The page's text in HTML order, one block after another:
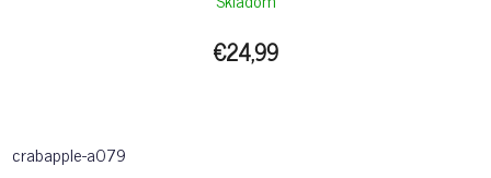
€24,99
crabapple-a079